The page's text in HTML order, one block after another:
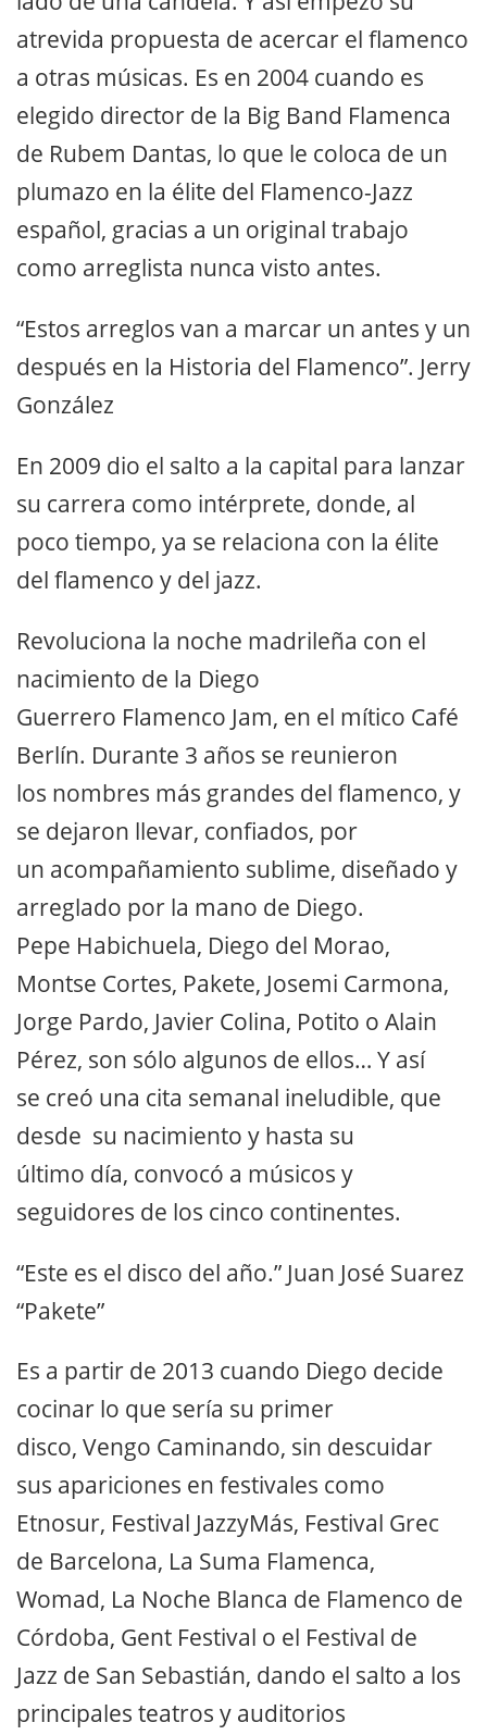
atrevida propuesta de acercar el flamenco
a otras músicas. Es en 2004 cuando es
elegido director de la Big Band Flamenca
de Rubem Dantas, lo que le coloca de un
plumazo en la élite del Flamenco-Jazz
español, gracias a un original trabajo
como arreglista nunca visto antes.
“Estos arreglos van a marcar un antes y un
después en la Historia del Flamenco”. Jerry
González
En 2009 dio el salto a la capital para lanzar
su carrera como intérprete, donde, al
poco tiempo, ya se relaciona con la élite
del flamenco y del jazz.
Revoluciona la noche madrileña con el
nacimiento de la Diego
Guerrero Flamenco Jam, en el mítico Café
Berlín. Durante 3 años se reunieron
los nombres más grandes del flamenco, y
se dejaron llevar, confiados, por
un acompañamiento sublime, diseñado y
arreglado por la mano de Diego.
Pepe Habichuela, Diego del Morao,
Montse Cortes, Pakete, Josemi Carmona,
Jorge Pardo, Javier Colina, Potito o Alain
Pérez, son sólo algunos de ellos… Y así
se creó una cita semanal ineludible, que
desde su nacimiento y hasta su
último día, convocó a músicos y
seguidores de los cinco continentes.
“Este es el disco del año.” Juan José Suarez
“Pakete”
Es a partir de 2013 cuando Diego decide
cocinar lo que sería su primer
disco, Vengo Caminando, sin descuidar
sus apariciones en festivales como
Etnosur, Festival JazzyMás, Festival Grec
de Barcelona, La Suma Flamenca,
Womad, La Noche Blanca de Flamenco de
Córdoba, Gent Festival o el Festival de
Jazz de San Sebastián, dando el salto a los
principales teatros y auditorios